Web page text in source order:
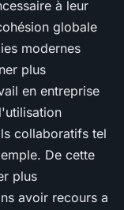
à leur
globale
modernes
plus
en entreprise
collaboratifs tel
De cette
plus
avoir recours a